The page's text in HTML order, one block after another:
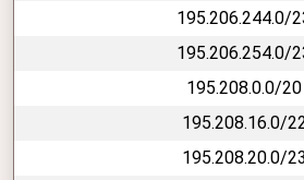
195.206.244.0/
195.206.254.0/
195.208.0.0/20
195.208.16.0/
195.208.20.0/23